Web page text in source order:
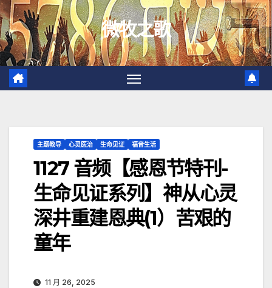
跳
至
内
容
微牧之歌
主题教导 心灵医治 生命见证 福音生活
1127 音频【感恩节特刊-
生命见证系列】神从心灵
深井重建恩典(1）苦艰的
童年
11 月 26, 2025